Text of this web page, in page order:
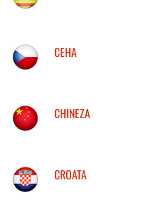
CEHA
CHINEZA
CROATA